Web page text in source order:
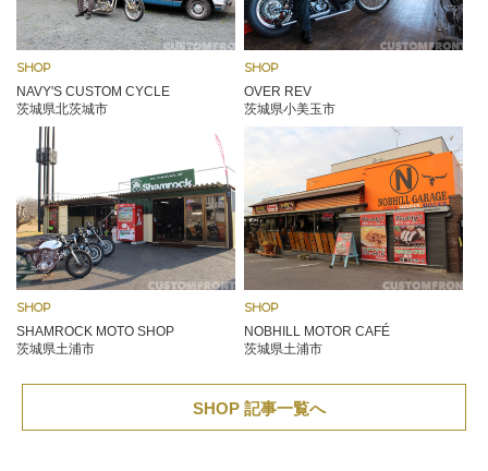
SHOP
NAVY'S CUSTOM CYCLE
茨城県北茨城市
SHOP
OVER REV
茨城県小美玉市
SHOP
SHAMROCK MOTO SHOP
茨城県土浦市
SHOP
NOBHILL MOTOR CAFÉ
茨城県土浦市
SHOP 記事一覧へ